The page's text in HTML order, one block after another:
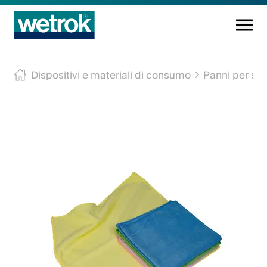
Prodotti di pulizia
Innovazioni
L'azienda
Dispositivi e materiali di consumo Panni per